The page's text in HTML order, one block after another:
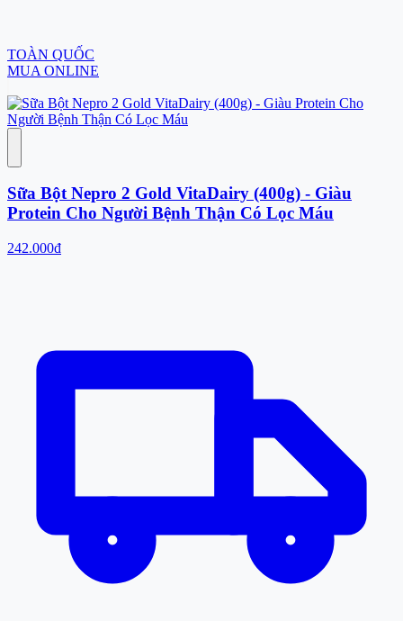
TOÀN QUỐC
MUA ONLINE
Sữa Bột Nepro 2 Gold VitaDairy (400g) - Giàu
Protein Cho Người Bệnh Thận Có Lọc Máu
242.000đ